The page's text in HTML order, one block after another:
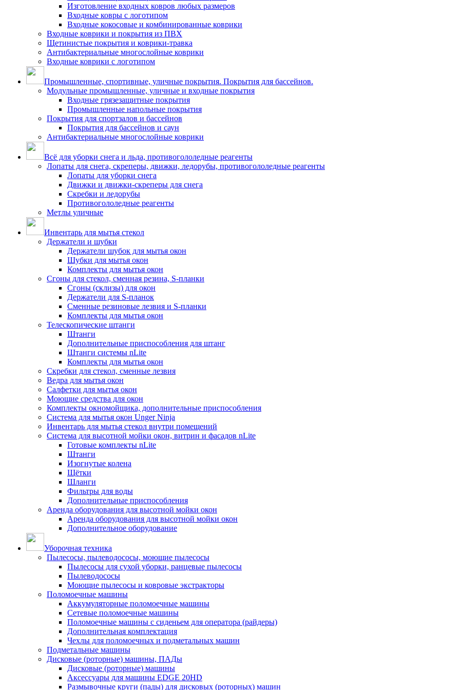
Изготовление входных ковров любых размеров
Входные ковры с логотипом
Входные кокосовые и комбинированные коврики
Входные коврики и покрытия из ПВХ
Щетинистые покрытия и коврики-травка
Антибактериальные многослойные коврики
Входные коврики с логотипом
Промышленные, спортивные, уличные покрытия. Покрытия для бассейнов.
Модульные промышленные, уличные и входные покрытия
Входные грязезащитные покрытия
Промышленные напольные покрытия
Покрытия для спортзалов и бассейнов
Покрытия для бассейнов и саун
Антибактериальные многослойные коврики
Всё для уборки снега и льда, противогололедные реагенты
Лопаты для снега, скреперы, движки, ледорубы, противогололедные реагенты
Лопаты для уборки снега
Движки и движки-скреперы для снега
Скребки и ледорубы
Противогололедные реагенты
Метлы уличные
Инвентарь для мытья стекол
Держатели и шубки
Держатели шубок для мытья окон
Шубки для мытья окон
Комплекты для мытья окон
Сгоны для стекол, сменная резина, S-планки
Сгоны (склизы) для окон
Держатели для S-планок
Сменные резиновые лезвия и S-планки
Комплекты для мытья окон
Телескопические штанги
Штанги
Дополнительные приспособления для штанг
Штанги системы nLite
Комплекты для мытья окон
Скребки для стекол, сменные лезвия
Ведра для мытья окон
Салфетки для мытья окон
Моющие средства для окон
Комплекты окномойщика, дополнительные приспособления
Система для мытья окон Unger Ninja
Инвентарь для мытья стекол внутри помещений
Система для высотной мойки окон, витрин и фасадов nLite
Готовые комплекты nLite
Штанги
Изогнутые колена
Щётки
Шланги
Фильтры для воды
Дополнительные приспособления
Аренда оборудования для высотной мойки окон
Аренда оборудования для высотной мойки окон
Дополнительное оборудование
Уборочная техника
Пылесосы, пылеводососы, моющие пылесосы
Пылесосы для сухой уборки, ранцевые пылесосы
Пылеводососы
Моющие пылесосы и ковровые экстракторы
Поломоечные машины
Аккумуляторные поломоечные машины
Сетевые поломоечные машины
Поломоечные машины с сиденьем для оператора (райдеры)
Дополнительная комплектация
Чехлы для поломоечных и подметальных машин
Подметальные машины
Дисковые (роторные) машины, ПАДы
Дисковые (роторные) машины
Аксессуары для машины EDGE 20HD
Размывочные круги (пады) для дисковых (роторных) машин